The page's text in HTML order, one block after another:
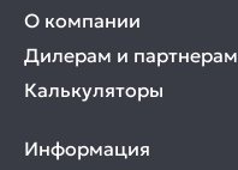
О компании
Дилерам и партнерам
Калькуляторы
Информация